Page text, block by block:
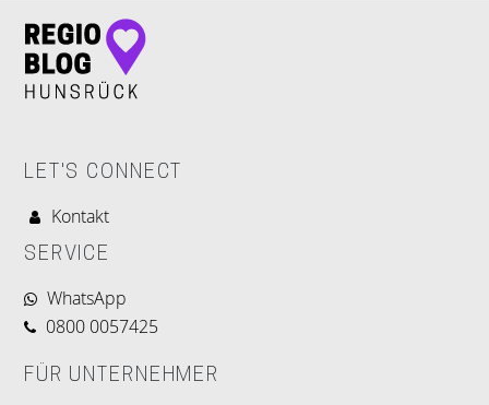
LET'S CONNECT
Kontakt
SERVICE
WhatsApp
0800 0057425
FÜR UNTERNEHMER